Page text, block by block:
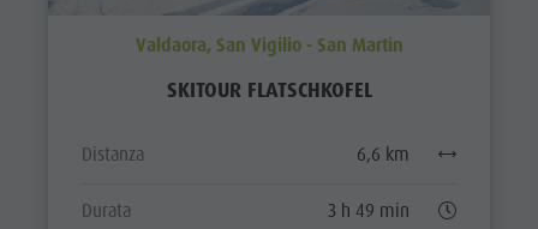
Valdaora, San Vigilio - San Martin
SKITOUR FLATSCHKOFEL
Distanza 6,6 km
Durata 3 h 49 min